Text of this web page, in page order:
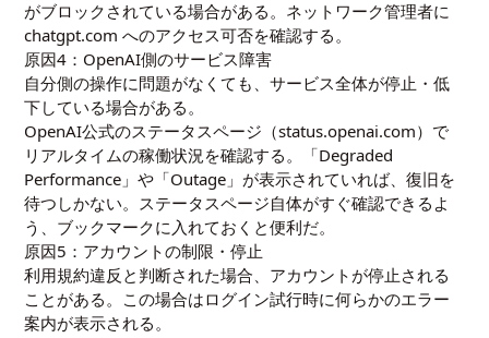
がブロックされている場合がある。ネットワーク管理者に
chatgpt.com へのアクセス可否を確認する。
原因4：OpenAI側のサービス障害
自分側の操作に問題がなくても、サービス全体が停止・低
下している場合がある。
OpenAI公式のステータスページ（status.openai.com）で
リアルタイムの稼働状況を確認する。「Degraded
Performance」や「Outage」が表示されていれば、復旧を
待つしかない。ステータスページ自体がすぐ確認できるよ
う、ブックマークに入れておくと便利だ。
原因5：アカウントの制限・停止
利用規約違反と判断された場合、アカウントが停止される
ことがある。この場合はログイン試行時に何らかのエラー
案内が表示される。